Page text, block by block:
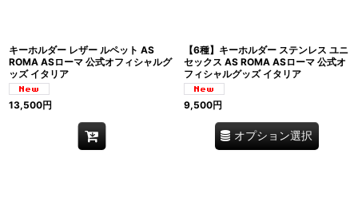
キーホルダー レザー ルペット AS
ROMA ASローマ 公式オフィシャルグ
ッズ イタリア
13,500円
【6種】キーホルダー ステンレス ユニ
セックス AS ROMA ASローマ 公式オ
フィシャルグッズ イタリア
9,500円
オプション選択